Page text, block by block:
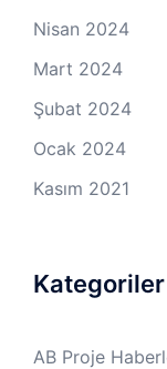
Nisan 2024
Mart 2024
Şubat 2024
Ocak 2024
Kasım 2021
Kategoriler
AB Proje